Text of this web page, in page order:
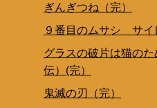
ぎんぎつね（完）
９番目のムサシ サイ
グラスの破片は猫の
伝）(完）
鬼滅の刃（完）